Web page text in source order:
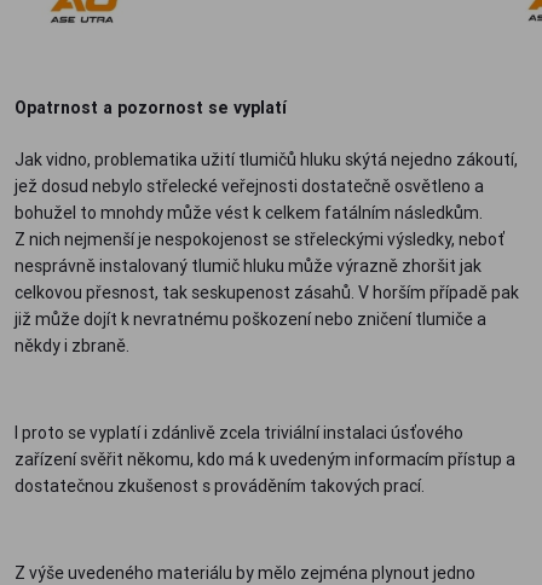
Opatrnost a pozornost se vyplatí
Jak vidno, problematika užití tlumičů hluku skýtá nejedno zákoutí,
jež dosud nebylo střelecké veřejnosti dostatečně osvětleno a
bohužel to mnohdy může vést k celkem fatálním následkům.
Z nich nejmenší je nespokojenost se střeleckými výsledky, neboť
nesprávně instalovaný tlumič hluku může výrazně zhoršit jak
celkovou přesnost, tak seskupenost zásahů. V horším případě pak
již může dojít k nevratnému poškození nebo zničení tlumiče a
někdy i zbraně.
I proto se vyplatí i zdánlivě zcela triviální instalaci úsťového
zařízení svěřit někomu, kdo má k uvedeným informacím přístup a
dostatečnou zkušenost s prováděním takových prací.
Z výše uvedeného materiálu by mělo zejména plynout jedno